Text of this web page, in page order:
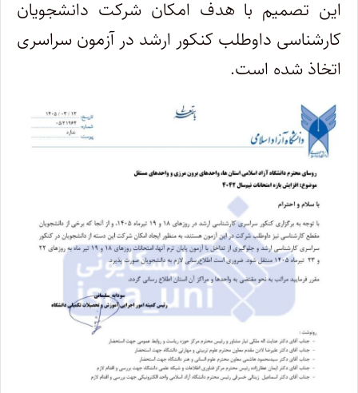
این تصمیم با هدف امکان شرکت دانشجویان
کارشناسی داوطلب کنکور ارشد در آزمون سراسری
اتخاذ شده است.